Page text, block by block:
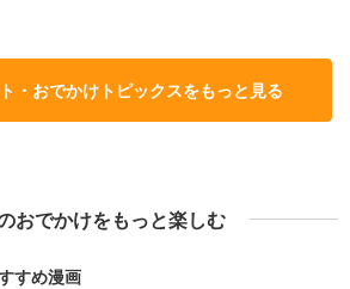
・おでかけトピックスをもっと見る
おでかけをもっと楽しむ
すめ漫画